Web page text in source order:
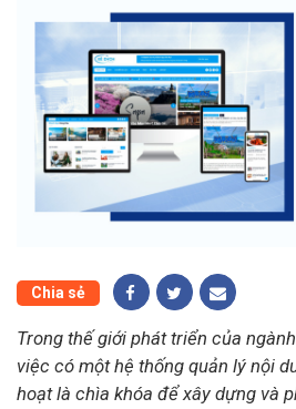
Chia sẻ
Trong thế giới phát triển của
việc có một hệ thống quản lý nội
hoạt là chìa khóa để xây dựng và